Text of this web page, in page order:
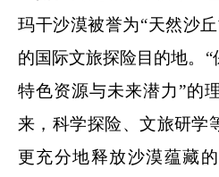
玛干沙漠被誉为“天然沙
的国际文旅探险目的地。
特色资源与未来潜力”的
来，科学探险、文旅研学
更充分地释放沙漠蕴藏